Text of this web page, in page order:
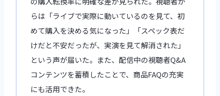
らは「ライブで実際に動いているのを見て、初
めて購入を決める気になった」「スペック表だ
けだと不安だったが、実演を見て解消された」
という声が届いた。また、配信中の視聴者Q&A
コンテンツを蓄積したことで、商品FAQの充実
にも活用できた。